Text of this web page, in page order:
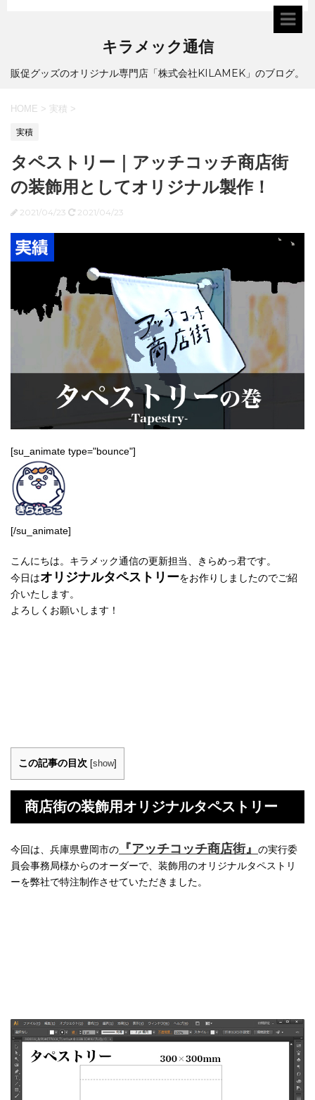
キラメック通信
販促グッズのオリジナル専門店「株式会社KILAMEK」のブログ。
HOME > 実積 >
実積
タペストリー｜アッチコッチ商店街
の装飾用としてオリジナル製作！
2021/04/23 2021/04/23
[su_animate type="bounce"]
[/su_animate]
こんにちは。キラメック通信の更新担当、きらめっ君です。
今日はオリジナルタペストリーをお作りしましたのでご紹
介いたします。
よろしくお願いします！
この記事の目次 show]
商店街の装飾用オリジナルタペストリー
今回は、兵庫県豊岡市の 『アッチコッチ商店街』
の実行委
員会事務局様からのオーダーで、装飾用のオリジナルタペストリ
ーを弊社で特注制作させていただきました。